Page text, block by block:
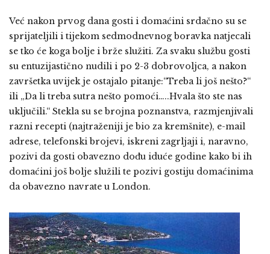
Već nakon prvog dana gosti i domaćini srdačno su se
sprijateljili i tijekom sedmodnevnog boravka natjecali
se tko će koga bolje i brže služiti. Za svaku službu gosti
su entuzijastično nudili i po 2-3 dobrovoljca, a nakon
završetka uvijek je ostajalo pitanje:“Treba li još nešto?“
ili „Da li treba sutra nešto pomoći…..Hvala što ste nas
uključili.“ Stekla su se brojna poznanstva, razmjenjivali
razni recepti (najtraženiji je bio za kremšnite), e-mail
adrese, telefonski brojevi, iskreni zagrljaji i, naravno,
pozivi da gosti obavezno dođu iduće godine kako bi ih
domaćini još bolje služili te pozivi gostiju domaćinima
da obavezno navrate u London.